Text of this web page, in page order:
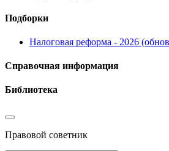
Подборки
Налоговая реформа - 2026
Справочная информация
Библиотека
Правовой советник